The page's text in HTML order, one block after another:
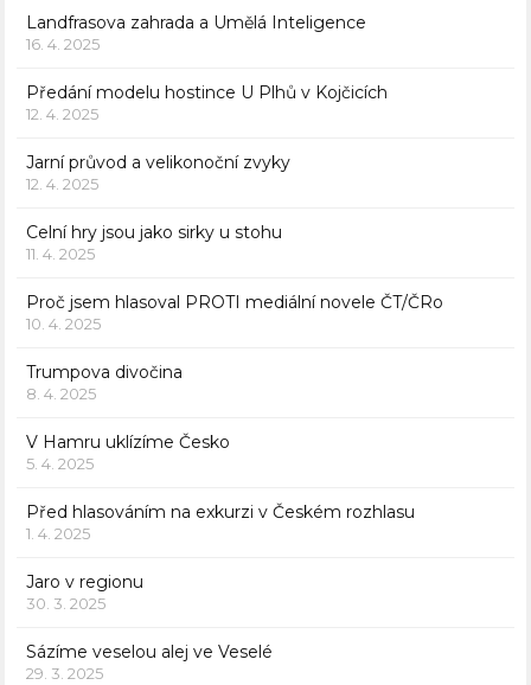
Landfrasova zahrada a Umělá Inteligence
16. 4. 2025
Předání modelu hostince U Plhů v Kojčicích
12. 4. 2025
Jarní průvod a velikonoční zvyky
12. 4. 2025
Celní hry jsou jako sirky u stohu
11. 4. 2025
Proč jsem hlasoval PROTI mediální novele ČT/ČRo
10. 4. 2025
Trumpova divočina
8. 4. 2025
V Hamru uklízíme Česko
5. 4. 2025
Před hlasováním na exkurzi v Českém rozhlasu
1. 4. 2025
Jaro v regionu
30. 3. 2025
Sázíme veselou alej ve Veselé
29. 3. 2025